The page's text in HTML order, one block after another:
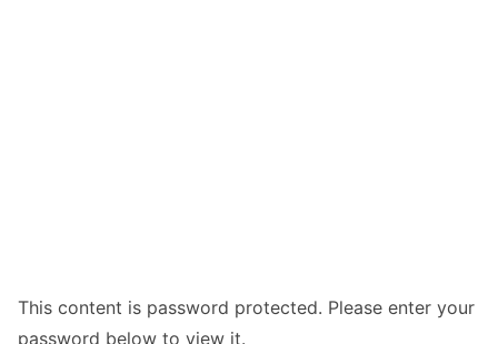
This content is password protected. Please enter your
password below to view it.